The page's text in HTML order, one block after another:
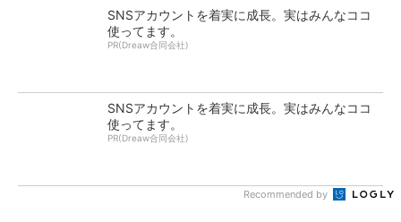
SNSアカウントを着実に成長。実はみんなココ
使ってます。
PR(Dreaw合同会社)
SNSアカウントを着実に成長。実はみんなココ
使ってます。
PR(Dreaw合同会社)
Recommended by